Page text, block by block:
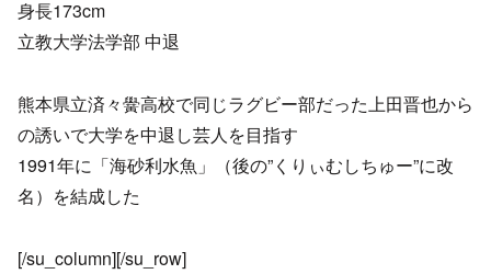
身長173cm
立教大学法学部 中退
熊本県立済々黌高校で同じラグビー部だった上田晋也から
の誘いで大学を中退し芸人を目指す
1991年に「海砂利水魚」（後の”くりぃむしちゅー”に改
名）を結成した
[/su_column][/su_row]